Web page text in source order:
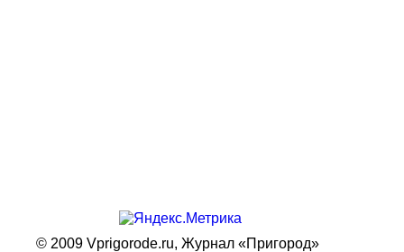
© 2009 Vprigorode.ru, Журнал «Пригород»